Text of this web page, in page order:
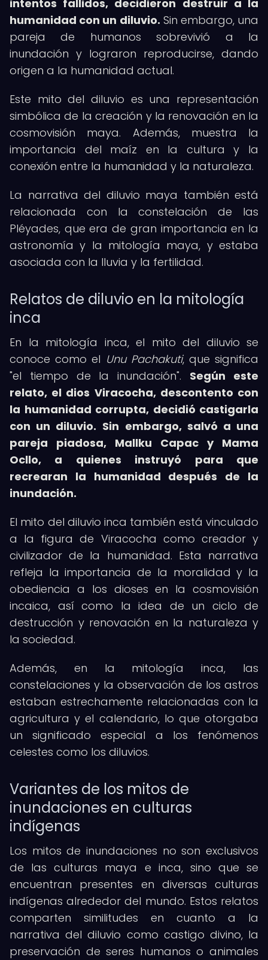
intentos fallidos, decidieron destruir a la
humanidad con un diluvio. Sin embargo, una
pareja de humanos sobrevivió a la
inundación y lograron reproducirse, dando
origen a la humanidad actual.
Este mito del diluvio es una representación
simbólica de la creación y la renovación en la
cosmovisión maya. Además, muestra la
importancia del maíz en la cultura y la
conexión entre la humanidad y la naturaleza.
La narrativa del diluvio maya también está
relacionada con la constelación de las
Pléyades, que era de gran importancia en la
astronomía y la mitología maya, y estaba
asociada con la lluvia y la fertilidad.
Relatos de diluvio en la mitología
inca
En la mitología inca, el mito del diluvio se
conoce como el Unu Pachakuti, que significa
"el tiempo de la inundación". Según este
relato, el dios Viracocha, descontento con
la humanidad corrupta, decidió castigarla
con un diluvio. Sin embargo, salvó a una
pareja piadosa, Mallku Capac y Mama
Ocllo, a quienes instruyó para que
recrearan la humanidad después de la
inundación.
El mito del diluvio inca también está vinculado
a la figura de Viracocha como creador y
civilizador de la humanidad. Esta narrativa
refleja la importancia de la moralidad y la
obediencia a los dioses en la cosmovisión
incaica, así como la idea de un ciclo de
destrucción y renovación en la naturaleza y
la sociedad.
Además, en la mitología inca, las
constelaciones y la observación de los astros
estaban estrechamente relacionadas con la
agricultura y el calendario, lo que otorgaba
un significado especial a los fenómenos
celestes como los diluvios.
Variantes de los mitos de
inundaciones en culturas
indígenas
Los mitos de inundaciones no son exclusivos
de las culturas maya e inca, sino que se
encuentran presentes en diversas culturas
indígenas alrededor del mundo. Estos relatos
comparten similitudes en cuanto a la
narrativa del diluvio como castigo divino, la
preservación de seres humanos o animales